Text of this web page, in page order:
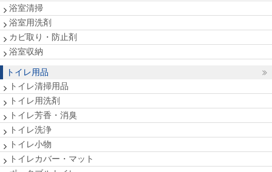
浴室清掃
浴室用洗剤
カビ取り・防止剤
浴室収納
トイレ用品
トイレ清掃用品
トイレ用洗剤
トイレ芳香・消臭
トイレ洗浄
トイレ小物
トイレカバー・マット